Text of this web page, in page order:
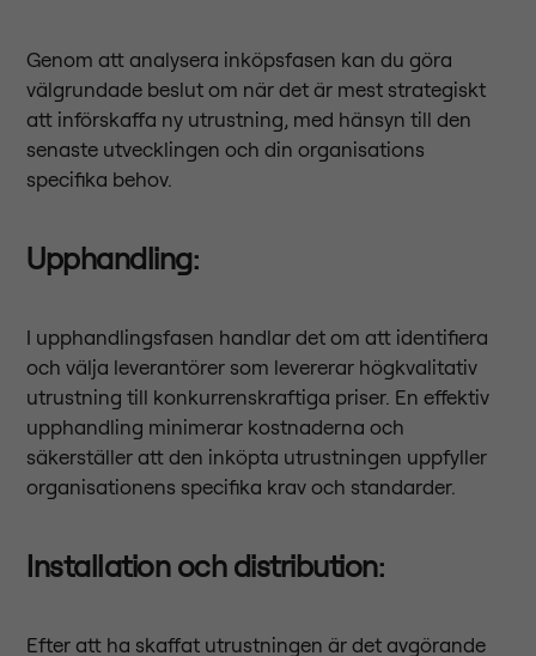
Genom att analysera inköpsfasen kan du göra
välgrundade beslut om när det är mest strategiskt
att införskaffa ny utrustning, med hänsyn till den
senaste utvecklingen och din organisations
specifika behov.
Upphandling:
I upphandlingsfasen handlar det om att identifiera
och välja leverantörer som levererar högkvalitativ
utrustning till konkurrenskraftiga priser. En effektiv
upphandling minimerar kostnaderna och
säkerställer att den inköpta utrustningen uppfyller
organisationens specifika krav och standarder.
Installation och distribution:
Efter att ha skaffat utrustningen är det avgörande